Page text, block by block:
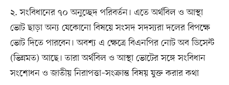
২. সংবিধানের ৭০ অনুচ্ছেদ পরিবর্তন। এতে অর্থবিল ও আস্থা
ভোট ছাড়া অন্য যেকোনো বিষয়ে সংসদ সদস্যরা দলের বিপক্ষে
ভোট দিতে পারবেন। অবশ্য এ ক্ষেত্রে বিএনপির নোট অব ডিসেন্ট
(ভিন্নমত) আছে। তারা অর্থবিল ও আস্থা ভোটের সঙ্গে সংবিধান
সংশোধন ও জাতীয় নিরাপত্তা–সংক্রান্ত বিষয় যুক্ত করার কথা